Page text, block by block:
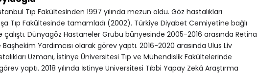
Tıp Fakültesinden 1997 yılında mezun oldu. Göz hastalıkları
Tıp Fakültesinde tamamladı (2002). Türkiye Diyabet Cemiyetine bağlı
Dünyagöz Hastaneler Grubu bünyesinde 2005-2016 arasında Retina
Başhekim Yardımcısı olarak görev yaptı. 2016-2020 arasında Ulus Liv
Uzmanı, İstinye Üniversitesi Tıp ve Mühendislik Fakültelerinde
yaptı. 2018 yılında İstinye Üniversitesi Tıbbi Yapay Zekâ Araştırma